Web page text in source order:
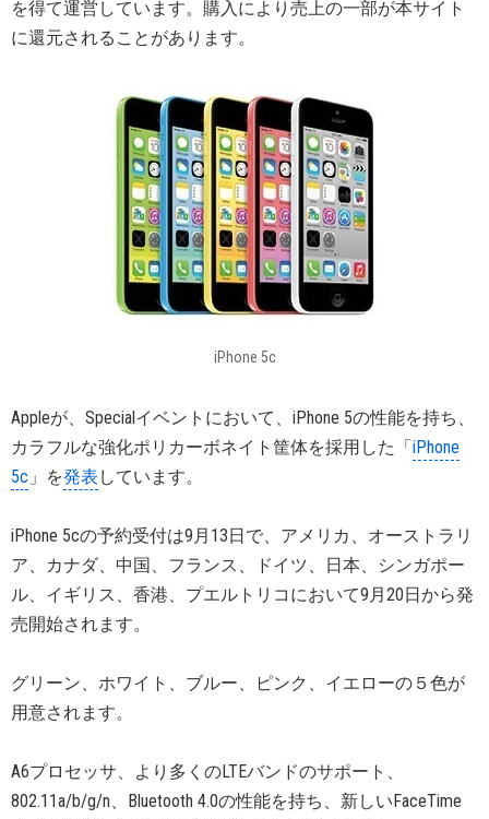
を得て運営しています。購入により売上の一部が本サイト
に還元されることがあります。
iPhone 5c
Appleが、Specialイベントにおいて、iPhone 5の性能を持ち、
カラフルな強化ポリカーボネイト筐体を採用した「iPhone
5c 」を発表 しています。
iPhone 5cの予約受付は9月13日で、アメリカ、オーストラリ
ア、カナダ、中国、フランス、ドイツ、日本、シンガポー
ル、イギリス、香港、プエルトリコにおいて9月20日から発
売開始されます。
グリーン、ホワイト、ブルー、ピンク、イエローの５色が
用意されます。
A6プロセッサ、より多くのLTEバンドのサポート、
802.11a/b/g/n、Bluetooth 4.0の性能を持ち、新しいFaceTime